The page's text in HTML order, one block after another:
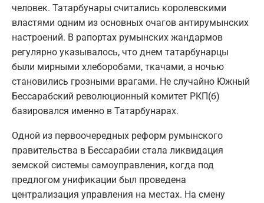
человек. Татарбунары считались королевскими
властями одним из основных очагов антирумынских
настроений. В рапортах румынских жандармов
регулярно указывалось, что днем татарбунарцы
были мирными хлеборобами, ткачами, а ночью
становились грозными врагами. Не случайно Южный
Бессарабский революционный комитет РКП(б)
базировался именно в Татарбунарах.
Одной из первоочередных реформ румынского
правительства в Бессарабии стала ликвидация
земской системы самоуправления, когда под
предлогом унификации был проведена
централизация управления на местах. На смену